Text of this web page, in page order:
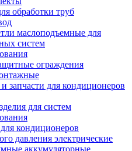
обработки труб
маслоподъемные для
систем
ограждения
запчасти для кондиционеров
для систем
кондиционеров
давления электрические
аккумуляторные